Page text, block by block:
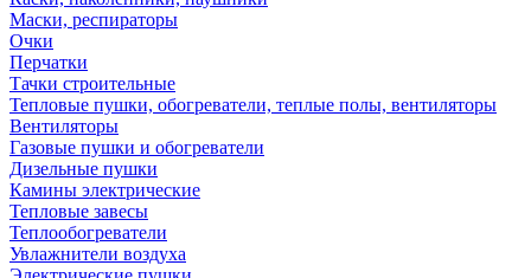
Маски, респираторы
Очки
Перчатки
Тачки строительные
Тепловые пушки, обогреватели, теплые полы, вентиляторы
Вентиляторы
Газовые пушки и обогреватели
Дизельные пушки
Камины электрические
Тепловые завесы
Теплообогреватели
Увлажнители воздуха